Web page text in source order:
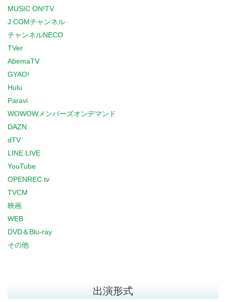
MUSIC ON!TV
J:COMチャンネル
チャンネルNECO
TVer
AbemaTV
GYAO!
Hulu
Paravi
WOWOWメンバーズオンデマンド
DAZN
dTV
LINE LIVE
YouTube
OPENREC.tv
TVCM
映画
WEB
DVD＆Blu-ray
その他
出演形式